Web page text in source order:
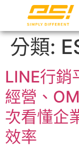
分類:
LINE行銷
經營、
次看懂企
效率